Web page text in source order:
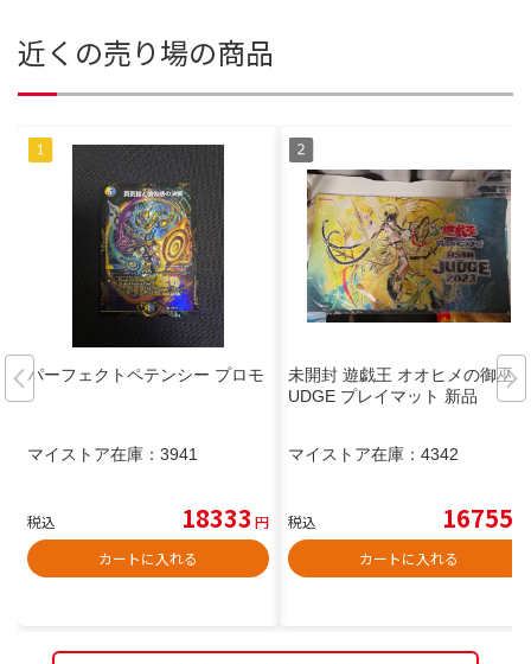
近くの売り場の商品
パーフェクトペテンシー プロモ
マイストア在庫： 3941
税込 18333 円
カートに入れる
未開封 遊戯王 オオヒメの御巫 J
UDGE プレイマット 新品
マイストア在庫： 4342
税込 16755
カートに入れる